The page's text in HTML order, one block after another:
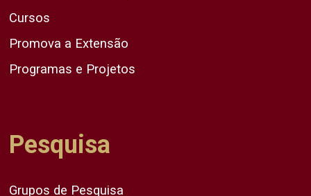
Cursos
Promova a Extensão
Programas e Projetos
Pesquisa
Grupos de Pesquisa